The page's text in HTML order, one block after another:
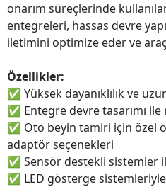
onarım süreçlerinde
entegreleri, hassas devre
iletimini optimize eder ve araç
Özellikler:
✅ Yüksek dayanıklılık ve
✅ Entegre devre tasarımı
✅ Oto beyin tamiri için özel
adaptör seçenekleri
✅ Sensör destekli sistemler
✅ LED gösterge